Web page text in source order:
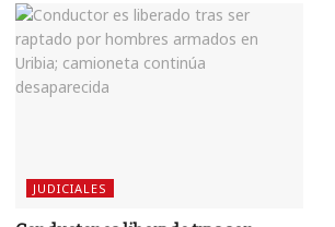
JUDICIALES